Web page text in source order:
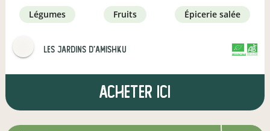
légumes fruits épicerie salée
Les jardins d'Amishku CERTIFIÉ PAR FR-BIO-09
AGRICULTURE FRANCE
Acheter ici